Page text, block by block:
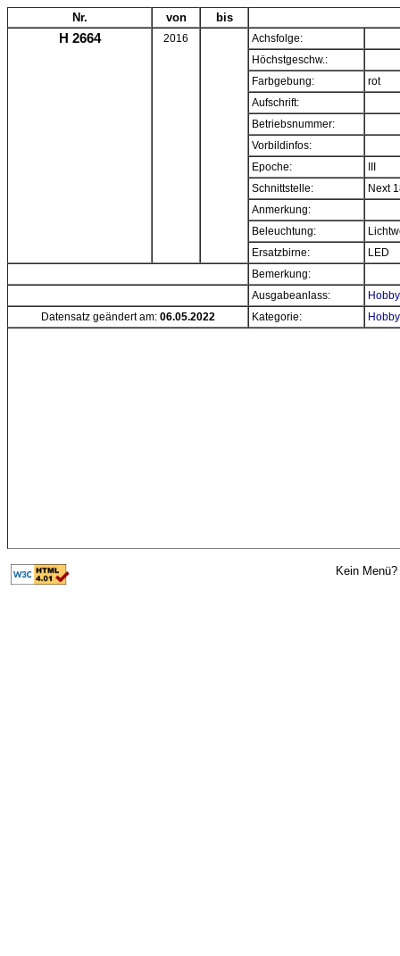
Nr. von bis
H 2664 2016
Achsfolge:
Höchstgeschw.:
Farbgebung:
rot
Aufschrift:
Betriebsnummer:
Vorbildinfos:
Epoche:
Schnittstelle:
Next
Anmerkung:
Beleuchtung:
Ersatzbirne:
LED
Bemerkung:
Ausgabeanlass:
Datensatz geändert am: 06.05.2022 Kategorie:
Kein